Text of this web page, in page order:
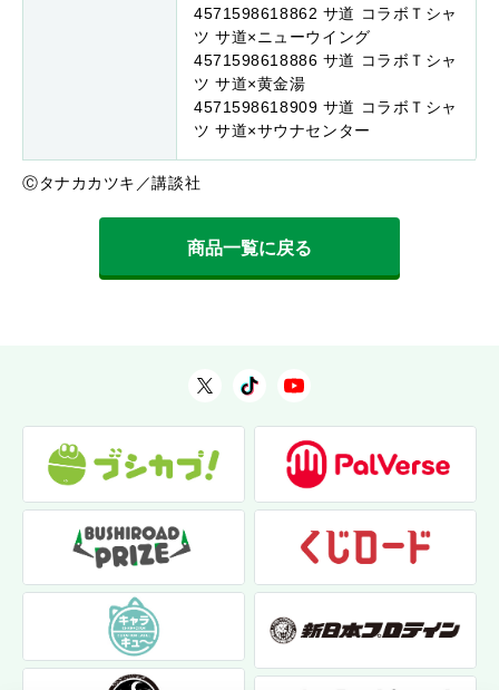
4571598618862 サ道 コラボＴシャ
ツ サ道×ニューウイング
4571598618886 サ道 コラボＴシャ
ツ サ道×黄金湯
4571598618909 サ道 コラボＴシャ
ツ サ道×サウナセンター
Ⓒタナカカツキ／講談社
商品一覧に戻る